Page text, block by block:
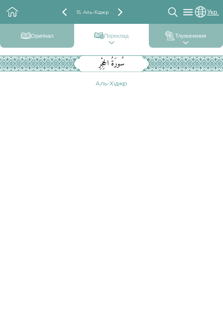
15. Аль-Хіджр Укр.
Оригінал Переклад Тлумачення
سُورَةُ الحِجْرِ
Аль-Хіджр